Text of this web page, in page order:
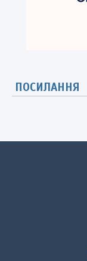
ПОСИЛАННЯ